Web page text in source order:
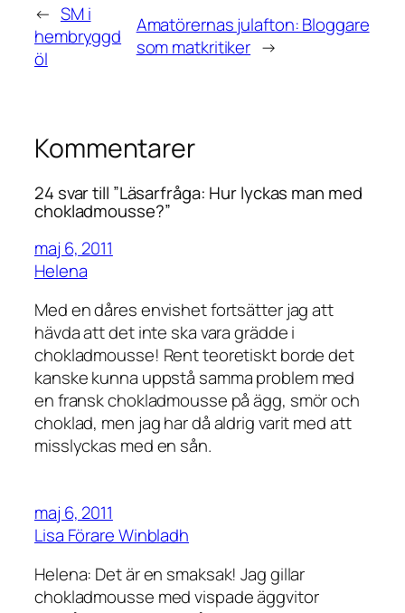
← SM i
hembryggd
öl
Amatörernas julafton: Bloggare
som matkritiker →
Kommentarer
24 svar till ”Läsarfråga: Hur lyckas man med
chokladmousse?”
maj 6, 2011
Helena
Med en dåres envishet fortsätter jag att
hävda att det inte ska vara grädde i
chokladmousse! Rent teoretiskt borde det
kanske kunna uppstå samma problem med
en fransk chokladmousse på ägg, smör och
choklad, men jag har då aldrig varit med att
misslyckas med en sån.
maj 6, 2011
Lisa Förare Winbladh
Helena: Det är en smaksak! Jag gillar
chokladmousse med vispade äggvitor